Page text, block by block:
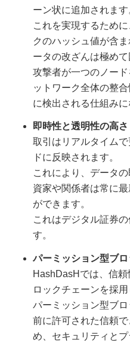
ーン状に追加されます
これを実現するため
クのハッシュ値が含
ータの改ざんは極めて
攻撃者が一つのノー
ットワーク全体の整
に検出される仕組みに
即時性と透明性の高さ
取引はリアルタイム
ドに反映されます。
これにより、データ
資家や関係者は常に
ができます。
これはデジタル証券
す。
パーミッション型ブ
HashDasHでは、信
ロックチェーンを採用
パーミッション型ブ
前に許可された信頼
め、セキュリティとプ